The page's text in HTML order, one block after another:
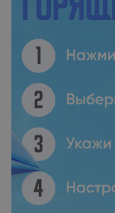
постельное белье. Guest house Kaliana располагается на
расстоянии менее
«Аполлония» и
Бургас находится в